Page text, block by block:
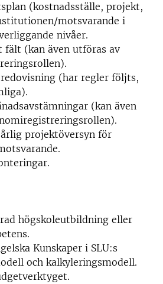
(kostnadsställe, projekt,
motsvarande i
nivåer.
fält (kan även utföras av
(har regler följts,
(kan även
projektöversyn för
högskoleutbildning eller
Kunskaper i SLU:s
och kalkyleringsmodell.